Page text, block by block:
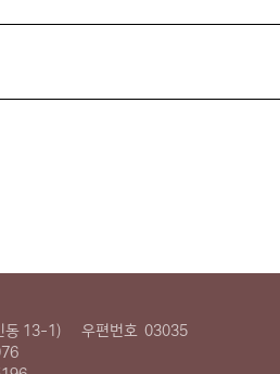
동 13-1) 우편번호 03035